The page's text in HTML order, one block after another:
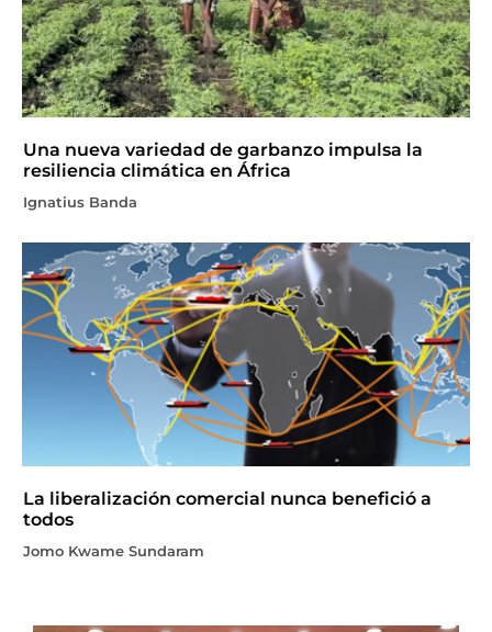
Una nueva variedad de garbanzo impulsa la
resiliencia climática en África
Ignatius Banda
La liberalización comercial nunca benefició a
todos
Jomo Kwame Sundaram